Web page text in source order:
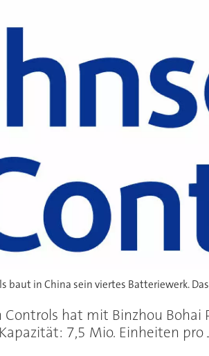
baut in China sein viertes Batteriewerk.
Controls hat mit Binzhou
7,5 Mio. Einheiten pro